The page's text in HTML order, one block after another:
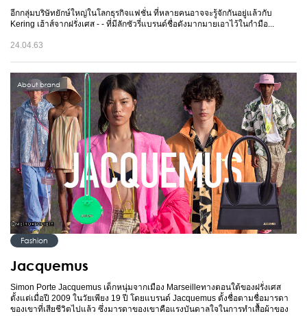
อีกกลุ่มบริษัทยักษ์ใหญ่ในโลกธุรกิจแฟชั่น ที่หลายคนอาจจะรู้จักกันอยู่แล้วกับ
Kering เฮ้าส์จากฝรั่งเศส - - ที่มีลักซัวรี่แบรนด์ชื่อดังมากมายเอาไว้ในกำมือ...
24.04.63
About brand
Fashion
Jacquemus
Simon Porte Jacquemus เด็กหนุ่มจากเมือง Marseilleทางตอนใต้ของฝรั่งเศส
ตั้งแต่เมื่อปี 2009 ในวัยเพียง 19 ปี โดยแบรนด์ Jacquemus ตั้งชื่อตามชื่อมารดา
ของเขาที่เสียชีวิตไปแล้ว ซึ่งมารดาของเขาคือแรงบันดาลใจในการทำเสื้อผ้าของ